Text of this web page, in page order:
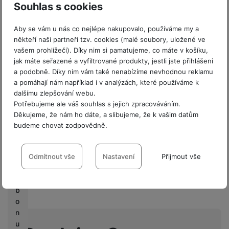
Souhlas s cookies
Aby se vám u nás co nejlépe nakupovalo, používáme my a
někteří naši partneři tzv. cookies (malé soubory, uložené ve
vašem prohlížeči). Díky nim si pamatujeme, co máte v košíku,
jak máte seřazené a vyfiltrované produkty, jestli jste přihlášeni
a podobně. Díky nim vám také nenabízíme nevhodnou reklamu
a pomáhají nám například i v analýzách, které používáme k
dalšímu zlepšování webu.
Potřebujeme ale váš souhlas s jejich zpracováváním.
Děkujeme, že nám ho dáte, a slibujeme, že k vašim datům
budeme chovat zodpovědně.
Nastavení souhlasů s kategoriemi
cookies
VŽDY AKTIVNÍ
Technické cookies umožňují váš průchod nákupním košíkem,
porovnávání produktů a další nezbytné funkce.
Preferenční a rozšířené funkce
Preferenční a rozšířené funkce
Odmítnout vše Nastavení Přijmout vše
r
o
fi
m
y
V
ý
b
o
n
u
Hmotnost balení
Délka balení 26,7 CM
Šířka balení 18,9 CM
Výška balení 1,5 CM
Hodnocení
Pro vkládání recenzí je nutné se přihlásit.
Nebyla přidána žádná recenze.